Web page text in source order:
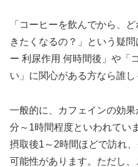
「コーヒーを飲んでから、
きたくなるの？」という疑
ー 利尿作用 何時間後」や「
い」に関心がある方なら誰し
一般的に、カフェインの効
分～1時間程度といわれてい
摂取後1～2時間ほどで訪れ
可能性があります。ただし、